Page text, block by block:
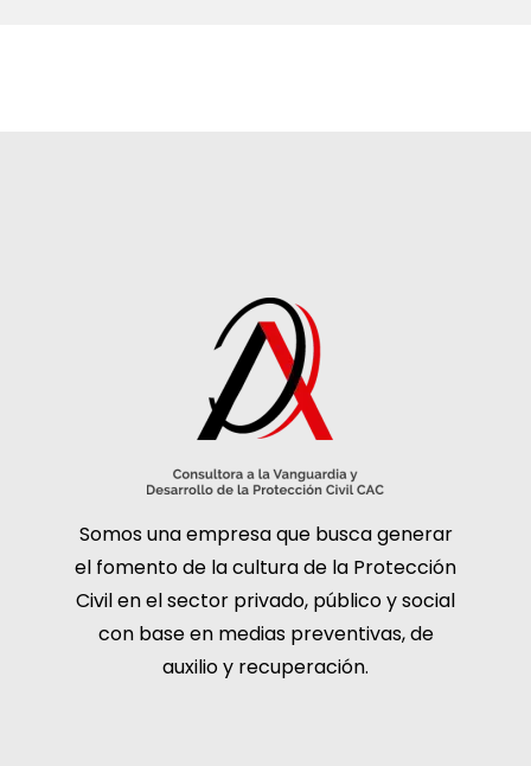
Somos una empresa que busca generar
el fomento de la cultura de la Protección
Civil en el sector privado, público y social
con base en medias preventivas, de
auxilio y recuperación.